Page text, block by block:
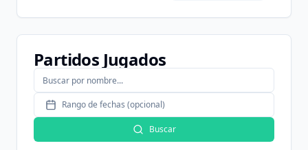
Partidos Jugados
Rango de fechas (opcional)
Buscar